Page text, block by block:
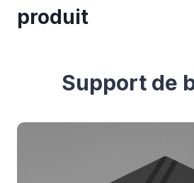
produit
Support de